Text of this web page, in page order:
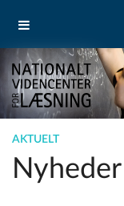
AKTUELT
Nyheder